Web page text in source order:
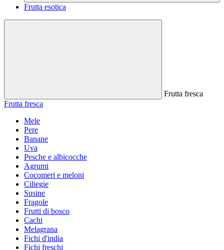
Frutta esotica
Frutta fresca
Frutta fresca
Mele
Pere
Banane
Uva
Pesche e albicocche
Agrumi
Cocomeri e meloni
Ciliegie
Susine
Fragole
Frutti di bosco
Cachi
Melagrana
Fichi d'india
Fichi freschi